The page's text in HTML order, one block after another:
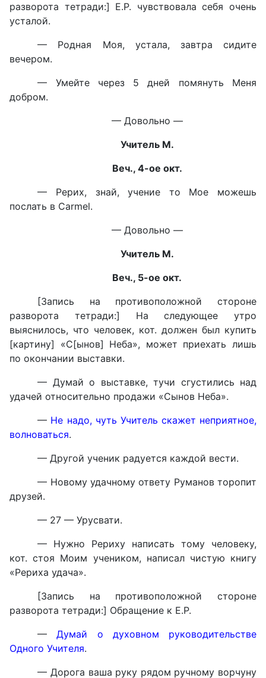
разворота тетради:] Е.Р. чувствовала себя очень
усталой.
— Родная Моя, устала, завтра сидите
вечером.
— Умейте через 5 дней помянуть Меня
добром.
— Довольно —
Учитель М.
Веч., 4-ое окт.
— Рерих, знай, учение то Мое можешь
послать в Carmel.
— Довольно —
Учитель М.
Веч., 5-ое окт.
[Запись на противоположной стороне
разворота тетради:] На следующее утро
выяснилось, что человек, кот. должен был купить
[картину] «С[ынов] Неба», может приехать лишь
по окончании выставки.
— Думай о выставке, тучи сгустились над
удачей относительно продажи «Сынов Неба».
— Не надо, чуть Учитель скажет неприятное,
волноваться.
— Другой ученик радуется каждой вести.
— Новому удачному ответу Руманов торопит
друзей.
— 27 — Урусвати.
— Нужно Рериху написать тому человеку,
кот. стоя Моим учеником, написал чистую книгу
«Рериха удача».
[Запись на противоположной стороне
разворота тетради:] Обращение к Е.Р.
—Думай о духовном руководительстве
Одного Учителя.
— Дорога ваша руку рядом ручному ворчуну